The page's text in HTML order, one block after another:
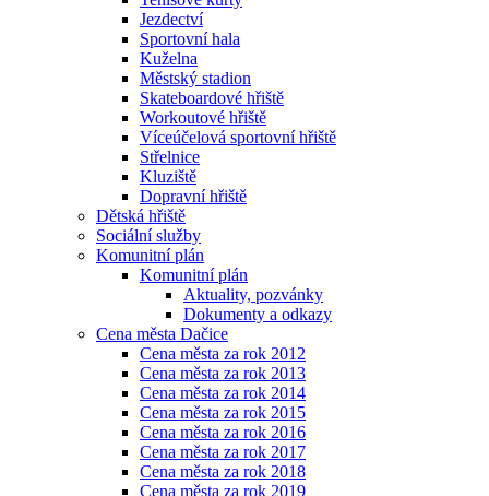
Jezdectví
Sportovní hala
Kuželna
Městský stadion
Skateboardové hřiště
Workoutové hřiště
Víceúčelová sportovní hřiště
Střelnice
Kluziště
Dopravní hřiště
Dětská hřiště
Sociální služby
Komunitní plán
Komunitní plán
Aktuality, pozvánky
Dokumenty a odkazy
Cena města Dačice
Cena města za rok 2012
Cena města za rok 2013
Cena města za rok 2014
Cena města za rok 2015
Cena města za rok 2016
Cena města za rok 2017
Cena města za rok 2018
Cena města za rok 2019